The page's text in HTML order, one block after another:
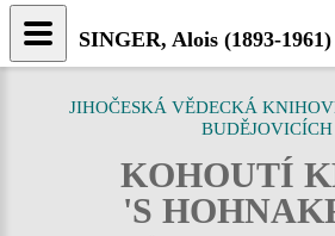
JIHOČESKÁ VĚDECKÁ
BUDĚJOVICÍCH
KOHOUTÍ
'S
SINGER, Alois (1893-